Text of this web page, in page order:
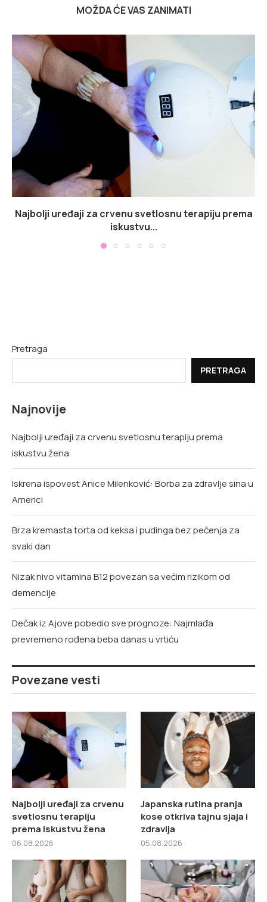
MOŽDA ĆE VAS ZANIMATI
Najbolji uređaji za crvenu svetlosnu terapiju prema
iskustvu...
Pretraga
PRETRAGA
Najnovije
Najbolji uređaji za crvenu svetlosnu terapiju prema
iskustvu žena
Iskrena ispovest Anice Milenković: Borba za zdravlje sina u
Americi
Brza kremasta torta od keksa i pudinga bez pečenja za
svaki dan
Nizak nivo vitamina B12 povezan sa većim rizikom od
demencije
Dečak iz Ajove pobedio sve prognoze: Najmlađa
prevremeno rođena beba danas u vrtiću
Povezane vesti
Najbolji uređaji za crvenu
svetlosnu terapiju
prema iskustvu žena
06.08.2026
Japanska rutina pranja
kose otkriva tajnu sjaja i
zdravlja
05.08.2026